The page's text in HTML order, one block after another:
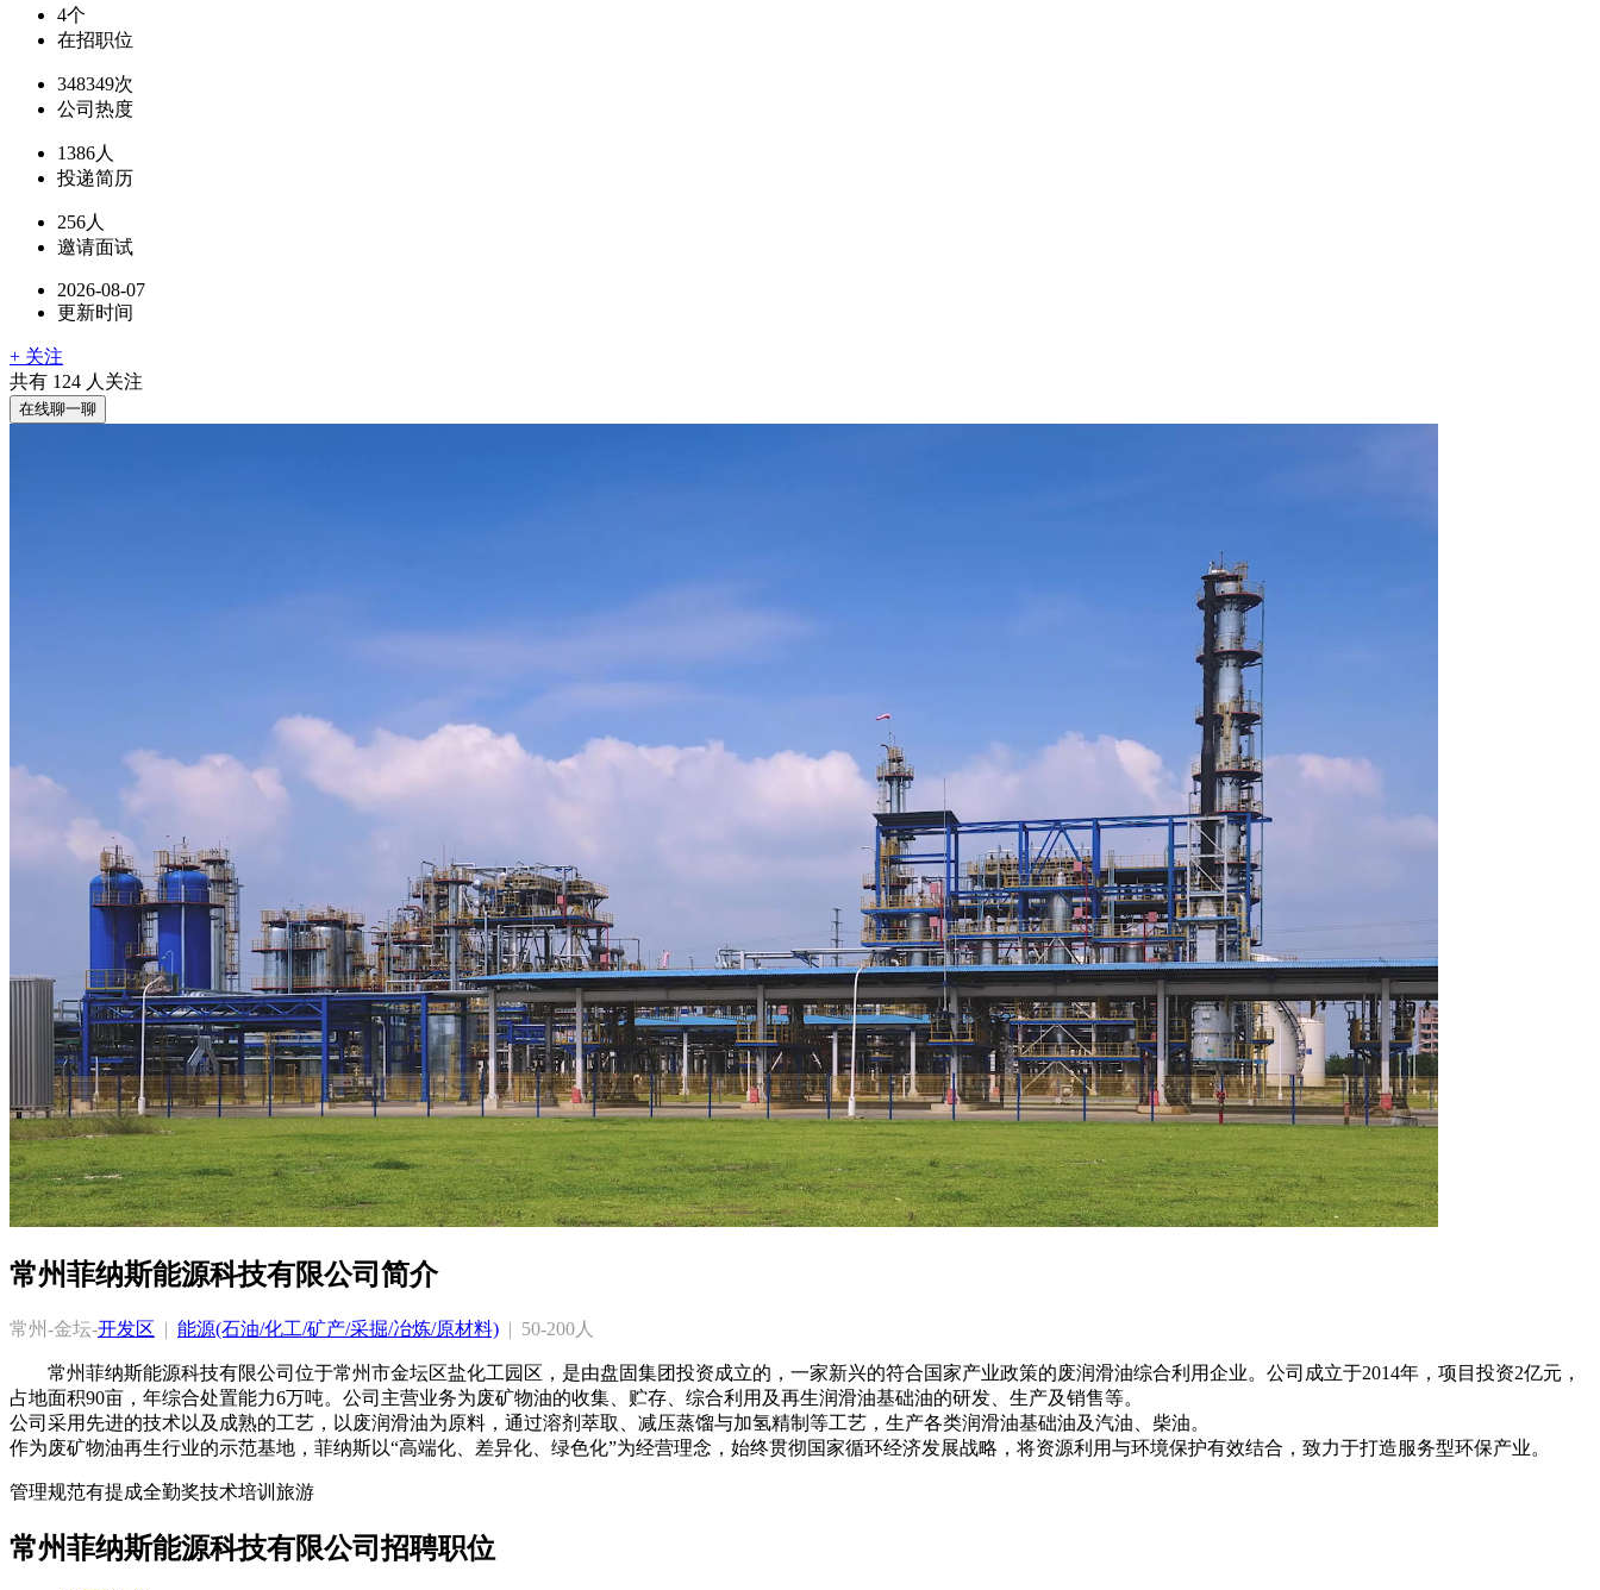
4个
在招职位
348349次
公司热度
1386人
投递简历
256人
邀请面试
2026-08-07
更新时间
+ 关注
共有 124 人关注
在线聊一聊
常州菲纳斯能源科技有限公司简介
常州-金坛-开发区 | 能源(石油/化工/矿产/采掘/冶炼/原材料) |  50-200人
常州菲纳斯能源科技有限公司位于常州市金坛区盐化工园区，是由盘固集团投资成立的，一家新兴的符合国家产业政策的废润滑油综合利用企业。公司成立于2014年，项目投资2亿元，
占地面积90亩，年综合处置能力6万吨。公司主营业务为废矿物油的收集、贮存、综合利用及再生润滑油基础油的研发、生产及销售等。
公司采用先进的技术以及成熟的工艺，以废润滑油为原料，通过溶剂萃取、减压蒸馏与加氢精制等工艺，生产各类润滑油基础油及汽油、柴油。
作为废矿物油再生行业的示范基地，菲纳斯以“高端化、差异化、绿色化”为经营理念，始终贯彻国家循环经济发展战略，将资源利用与环境保护有效结合，致力于打造服务型环保产业。
管理规范有提成全勤奖技术培训 旅游
常州菲纳斯能源科技有限公司招聘职位